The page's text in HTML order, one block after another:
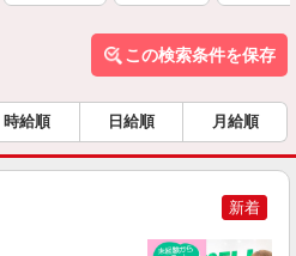
この検索条件を保存
時給順 日給順 月給順
新着